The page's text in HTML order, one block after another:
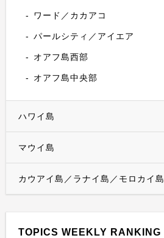
ワード／カカアコ
パールシティ／アイエア
オアフ島西部
オアフ島中央部
ハワイ島
マウイ島
カウアイ島／ラナイ島／モロカイ島
TOPICS WEEKLY RANKING